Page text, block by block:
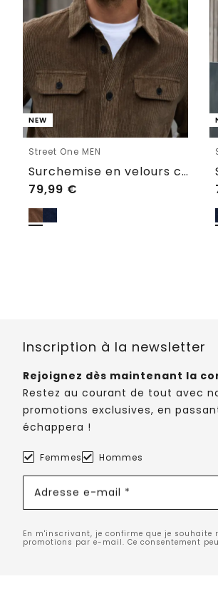
NEW
Street One MEN
Surchemise en velours côtelé avec poches poitrine
79,99 €
Inscription à la newsletter
Rejoignez dès maintenant la
Restez au courant de tout avec
promotions exclusives, en
échappera !
Femmes Hommes
Adresse e-mail *
En m'inscrivant, je confirme que je souhaite
promotions par e-mail. Ce consentement